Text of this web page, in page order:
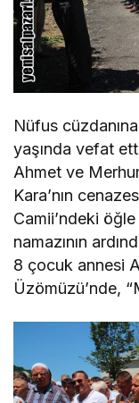
Nüfus
yaşında vefat
Ahmet ve
Kara’nın
Camii’ndeki
namazının
8 çocuk annesi
Üzömüzü’nde,